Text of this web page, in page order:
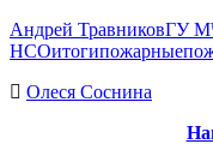
Андрей ТравниковГУ
НСОитогипожарные
Олеся Соснина